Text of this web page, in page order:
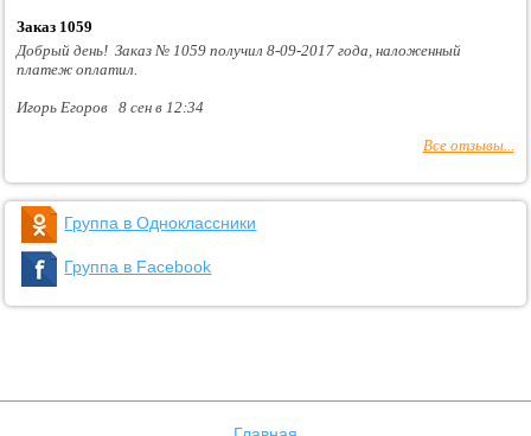
Заказ 1059
Добрый день! Заказ № 1059 получил 8-09-2017 года, наложенный
платеж оплатил.
Игорь Егоров 8 сен в 12:34
Все отзывы...
Группа в Одноклассники
Группа в Facebook